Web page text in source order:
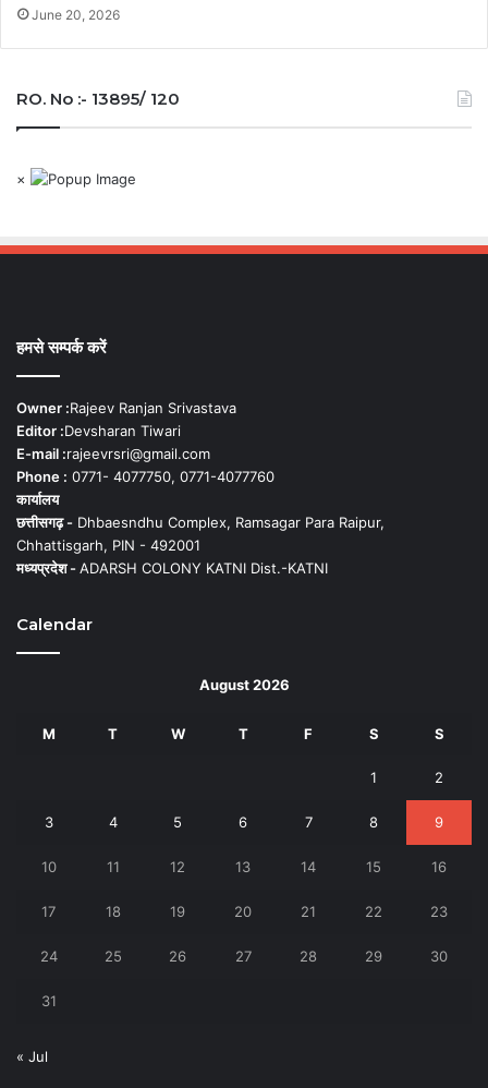
June 20, 2026
RO. No :- 13895/ 120
×
हमसे सम्पर्क करें
Owner :Rajeev Ranjan Srivastava
Editor :Devsharan Tiwari
E-mail :rajeevrsri@gmail.com
Phone : 0771- 4077750, 0771-4077760
कार्यालय
छत्तीसगढ़ - Dhbaesndhu Complex, Ramsagar Para Raipur,
Chhattisgarh, PIN - 492001
मध्यप्रदेश -ADARSH COLONY KATNI Dist.-KATNI
Calendar
August 2026
M T W T F S S
1 2
3 4 5 6 7 8 9
10 11 12 13 14 15 16
17 18 19 20 21 22 23
24 25 26 27 28 29 30
31
« Jul